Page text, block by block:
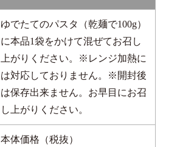
ゆでたてのパスタ（乾麺で100g）
に本品1袋をかけて混ぜてお召し
上がりください。※レンジ加熱に
は対応しておりません。※開封後
は保存出来ません。お早目にお召
し上がりください。
本体価格（税抜）